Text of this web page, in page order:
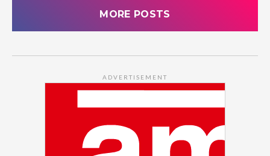
MORE POSTS
ADVERTISEMENT